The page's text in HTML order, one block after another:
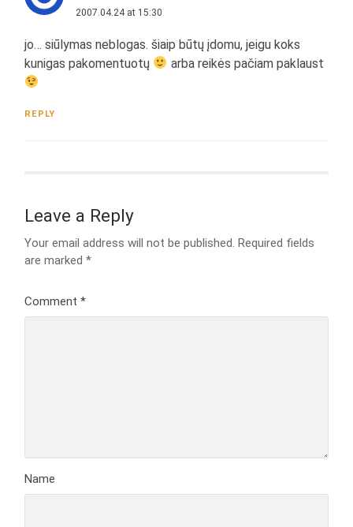
2007.04.24 at 15:30
jo… siūlymas neblogas. šiaip būtų įdomu, jeigu koks
kunigas pakomentuotų
arba reikės pačiam paklaust
REPLY
Leave a Reply
Your email address will not be published. Required fields
are marked*
Comment*
Name